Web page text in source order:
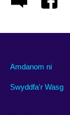
Amdanom ni
Swyddfa'r Wasg